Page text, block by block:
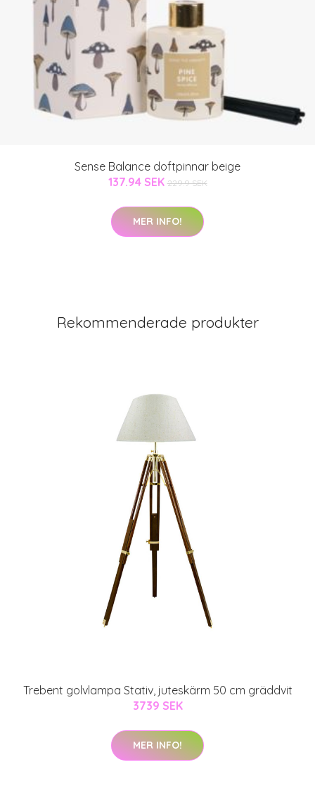
Sense Balance doftpinnar beige
137.94 SEK 229.9 SEK
MER INFO!
Rekommenderade produkter
Trebent golvlampa Stativ, juteskärm 50 cm gräddvit
3739 SEK
MER INFO!